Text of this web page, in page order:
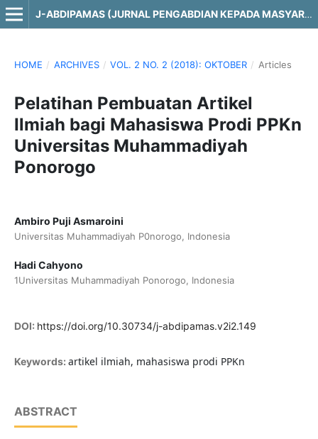
J-ABDIPAMAS (JURNAL PENGABDIAN KEPADA MASYARAKAT)
HOME / ARCHIVES / VOL. 2 NO. 2 (2018): OKTOBER / Articles
Pelatihan Pembuatan Artikel
Ilmiah bagi Mahasiswa Prodi PPKn
Universitas Muhammadiyah
Ponorogo
Ambiro Puji Asmaroini
Universitas Muhammadiyah P0norogo, Indonesia
Hadi Cahyono
1Universitas Muhammadiyah Ponorogo, Indonesia
DOI: https://doi.org/10.30734/j-abdipamas.v2i2.149
Keywords: artikel ilmiah, mahasiswa prodi PPKn
ABSTRACT